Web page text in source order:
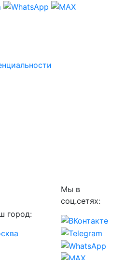
город:
Мы в
соц.сетях: